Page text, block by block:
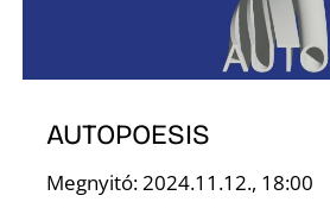
AUTOPOESIS
Megnyitó: 2024.11.12., 18:00